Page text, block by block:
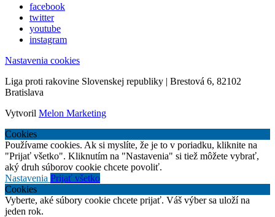
facebook
twitter
youtube
instagram
Nastavenia cookies
Liga proti rakovine Slovenskej republiky | Brestová 6, 82102
Bratislava
Vytvoril Melon Marketing
Cookies
Používame cookies. Ak si myslíte, že je to v poriadku, kliknite na
"Prijať všetko". Kliknutím na "Nastavenia" si tiež môžete vybrať,
aký druh súborov cookie chcete povoliť.
Nastavenia Prijať všetko
Cookies
Vyberte, aké súbory cookie chcete prijať. Váš výber sa uloží na
jeden rok.